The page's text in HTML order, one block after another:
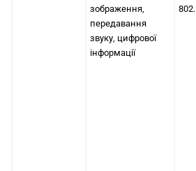
зображення,
передавання
звуку, цифрової
інформації